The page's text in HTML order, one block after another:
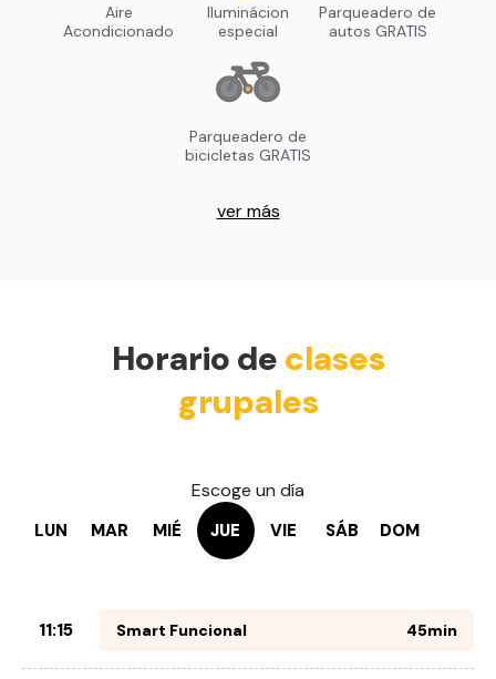
Aire
Acondicionado
Iluminácion
especial
Parqueadero de
autos GRATIS
Parqueadero de
bicicletas GRATIS
ver más
Horario de clases
grupales
Escoge un día
LUN MAR MIÉ JUE VIE SÁB DOM
11:15 Smart Funcional 45min